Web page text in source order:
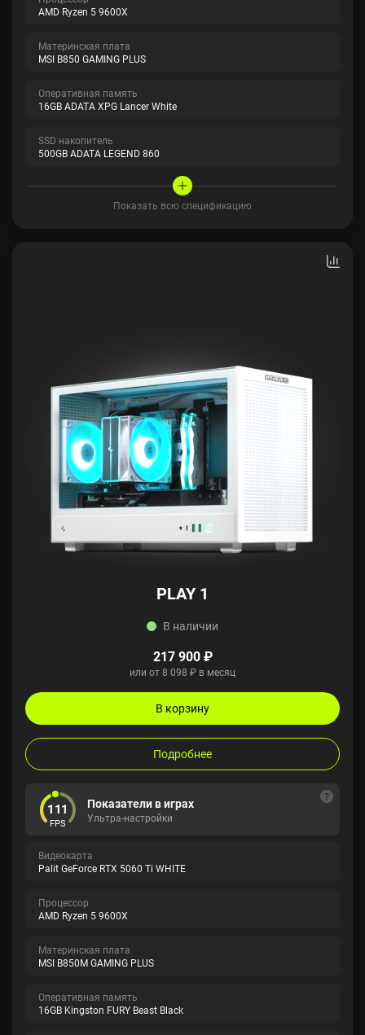
AMD Ryzen 5 9600X
Материнская плата
MSI B850 GAMING PLUS
Оперативная память
16GB ADATA XPG Lancer White
SSD накопитель
500GB ADATA LEGEND 860
Показать всю спецификацию
PLAY 1
В наличии
217 900 ₽
или от 8 098 ₽ в месяц
В корзину
Подробнее
111
FPS
Показатели в играх
Ультра-настройки
Видеокарта
Palit GeForce RTX 5060 Ti WHITE
Процессор
AMD Ryzen 5 9600X
Материнская плата
MSI B850M GAMING PLUS
Оперативная память
16GB Kingston FURY Beast Black